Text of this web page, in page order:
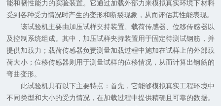
能和韧性能力的实验装置。它通过加载外部力来模拟真实环境下材料
受到各种受力情况时产生的变形和断裂现象，从而评估其性能表现。
该试验机主要由加压试样夹持装置、载荷传感器、位移传感器以
及控制系统组成。其中，加压试样夹持装置用于固定待测试钢筋，并
提供加载力；载荷传感器负责测量加载过程中施加在试样上的外部载
荷大小；位移传感器则用于测量试样的位移情况，从而计算出钢筋的
弯曲变形。
此试验机具有以下主要特点：首先，它能够模拟真实工程环境中
不同类型和大小的受力情况，在加载过程中提供精确且可靠的数据。